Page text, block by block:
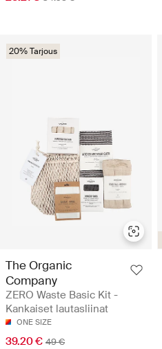
20% Tarjous
The Organic
Company
ZERO Waste Basic Kit -
Kankaiset lautasliinat
ONE SIZE
39.20 € 49 €